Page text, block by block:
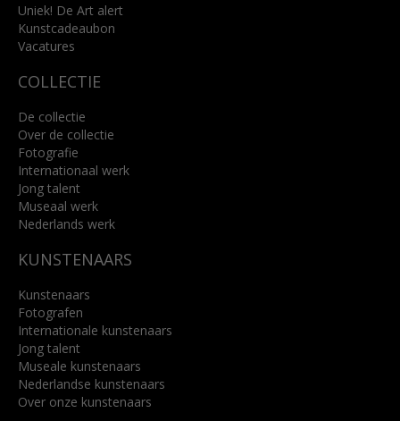
Lees meer
Uniek! De Art alert
Kunstcadeaubon
Vacatures
COLLECTIE
De collectie
Over de collectie
Fotografie
Internationaal werk
Jong talent
Museaal werk
Nederlands werk
KUNSTENAARS
Kunstenaars
Fotografen
Internationale kunstenaars
Jong talent
Museale kunstenaars
Nederlandse kunstenaars
Over onze kunstenaars